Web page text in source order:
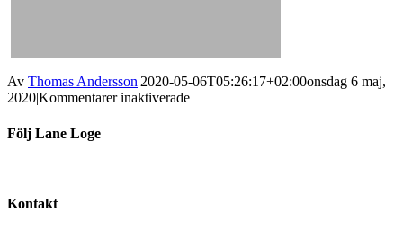
Av Thomas Andersson|2020-05-06T05:26:17+02:00onsdag 6 maj,
2020|Kommentarer inaktiveradeför
Följ Lane Loge
Kontakt